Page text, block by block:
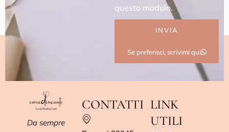
questo modulo.
INVIA
Se preferisci, scrivimi qui
Da sempre
CONTATTI LINK
UTILI